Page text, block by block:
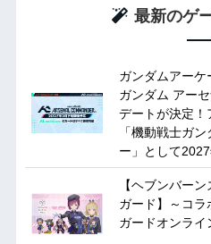
最新のゲ
ガンダムアー
ガンダム アー
デートが決定！
「機動戦士ガ
ー」として
【ヘブンバー
ガード】～コラ
ガードオンライ